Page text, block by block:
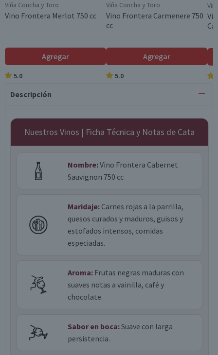
Viña Concha y Toro
Vino Frontera Merlot 750 cc
Agregar
5.0
Viña Concha y Toro
Vino Frontera Carmenere 750
cc
Agregar
5.0
Descripción
Nuestros Vinos | Ficha Técnica y Notas de Cata
Nombre:Vino Frontera Cabernet
Sauvignon 750 cc
Maridaje: Carnes rojas a la parrilla,
quesos curados y maduros, guisos y
estofados intensos, comidas
especiadas.
Aroma: Frutas negras maduras con
suaves notas a vainilla, café y
chocolate.
Sabor en boca:Suave con larga
persistencia.